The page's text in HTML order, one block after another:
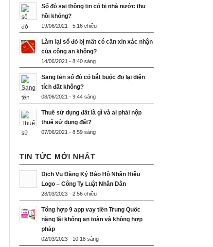
Sổ đỏ sai thông tin có bị nhà nước thu
hồi không?
19/06/2021 - 5:16 chiều
Làm lại sổ đỏ bị mất có cần xin xác nhận
của công an không?
14/06/2021 - 8:40 sáng
Sang tên sổ đỏ có bắt buộc đo lại diện
tích đất không?
08/06/2021 - 9:44 sáng
Thuế sử dụng đất là gì và ai phải nộp
thuế sử dụng đất?
07/06/2021 - 8:59 sáng
TIN TỨC MỚI NHẤT
Dịch Vụ Đăng Ký Bảo Hộ Nhãn Hiệu
Logo – Công Ty Luật Nhân Dân
28/03/2023 - 2:56 chiều
Tổng hợp 9 app vay tiền Trung Quốc
nặng lãi không an toàn và không hợp
pháp
02/03/2023 - 10:18 sáng